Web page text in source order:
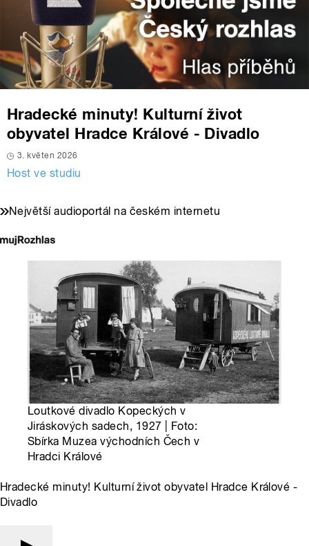
Hradecké minuty! Kulturní život
obyvatel Hradce Králové - Divadlo
3. květen 2026
Host ve studiu
Největší audioportál na českém internetu
Loutkové divadlo Kopeckých v
Jiráskových sadech, 1927 | Foto:
Sbírka Muzea východních Čech v
Hradci Králové
Hradecké minuty! Kulturní život obyvatel Hradce Králové -
Divadlo